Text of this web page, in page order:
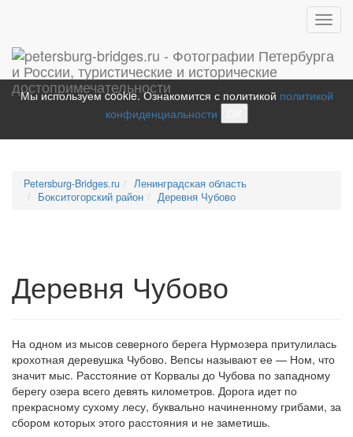
Мы используем cookie. Ознакомится с политикой политикой
конфиденциальности
Petersburg-Bridges.ru
Ленинградская область
Бокситогорский район
Деревня Чубово
Деревня Чубово
На одном из мысов северного берега Нурмозера притулилась
крохотная деревушка Чубово. Вепсы называют ее — Ном, что
значит мыс. Расстояние от Корвалы до Чубова по западному
берегу озера всего девять километров. Дорога идет по
прекрасному сухому лесу, буквально начиненному грибами, за
сбором которых этого расстояния и не заметишь.